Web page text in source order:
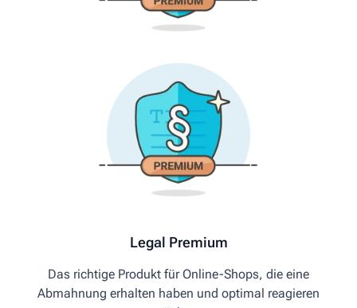
Legal Premium
Das richtige Produkt für Online-Shops, die eine
Abmahnung erhalten haben und optimal reagieren